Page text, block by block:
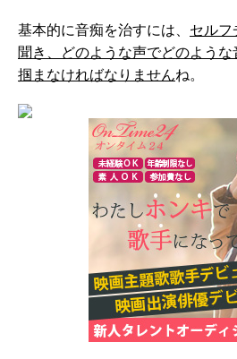
基本的に音痴を治すには、 セルフ
聞き、どのような声でどのよう
掴まなければなりませんね。